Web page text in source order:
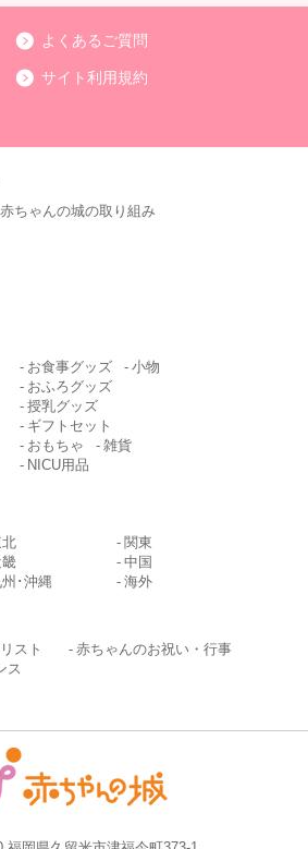
よくあるご質問
サイト利用規約
赤ちゃんの城の取り組み
お食事グッズ
小物
おふろグッズ
授乳グッズ
ギフトセット
おもちゃ
雑貨
NICU用品
関東
中国
州･沖縄 海外
スト
赤ちゃんのお祝い・行事
ス